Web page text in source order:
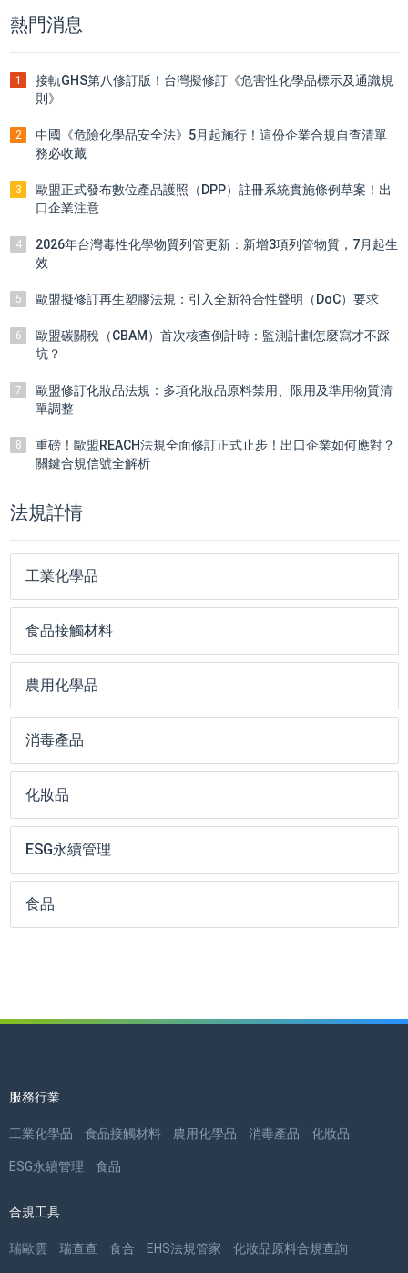
熱門消息
1
接軌GHS第八修訂版！台灣擬修訂《危害性化學品標示及通識規
則》
2
中國《危險化學品安全法》5月起施行！這份企業合規自查清單
務必收藏
3
歐盟正式發布數位產品護照（DPP）註冊系統實施條例草案！出
口企業注意
4
2026年台灣毒性化學物質列管更新：新增3項列管物質，7月起生
效
5 歐盟擬修訂再生塑膠法規：引入全新符合性聲明（DoC）要求
6
歐盟碳關稅（CBAM）首次核查倒計時：監測計劃怎麼寫才不踩
坑？
7
歐盟修訂化妝品法規：多項化妝品原料禁用、限用及準用物質清
單調整
8
重磅！歐盟REACH法規全面修訂正式止步！出口企業如何應對？
關鍵合規信號全解析
法規詳情
工業化學品
食品接觸材料
農用化學品
消毒產品
化妝品
ESG永續管理
食品
服務行業
工業化學品 食品接觸材料 農用化學品 消毒產品 化妝品
ESG永續管理 食品
合規工具
瑞歐雲 瑞查查 食合 EHS法規管家 化妝品原料合規查詢